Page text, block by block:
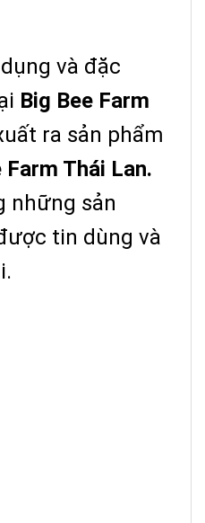
và đặc
Big Bee Farm
ra sản phẩm
Thái Lan.
những sản
tin dùng và